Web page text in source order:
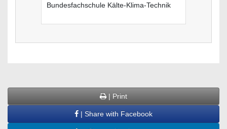
Bundesfachschule Kälte-Klima-Technik
| Print
| Share with Facebook